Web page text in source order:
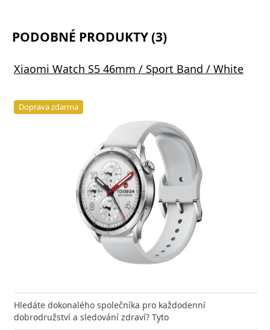
PODOBNÉ PRODUKTY (3)
Xiaomi Watch S5 46mm / Sport Band / White
Doprava zdarma
Hledáte dokonalého společníka pro každodenní
dobrodružství a sledování zdraví? Tyto